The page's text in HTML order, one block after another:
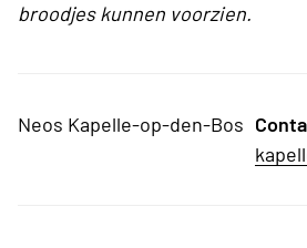
broodjes kunnen voorzien.
Neos Kapelle-op-den-Bos